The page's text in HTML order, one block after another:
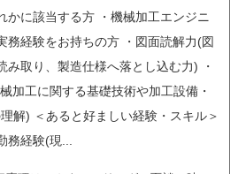
かに該当する方 ・機械加工エンジニ
務経験をお持ちの方 ・図面読解力(図
み取り、製造仕様へ落とし込む力) ・
加工に関する基礎技術や加工設備・
解) ＜あると好ましい経験・スキル＞
務経験(現...